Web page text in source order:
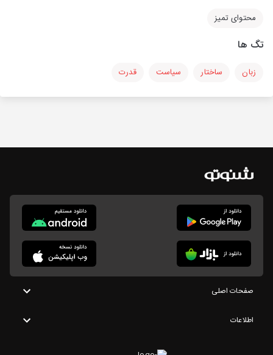
محتوای تمیز
تگ ها
زبان ساختار سیاست قدرت
صفحات اصلی
اطلاعات